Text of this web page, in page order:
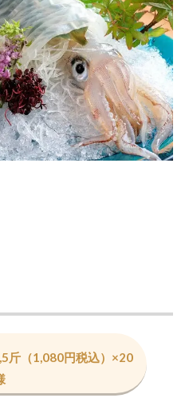
斤（1,080円税込）×20